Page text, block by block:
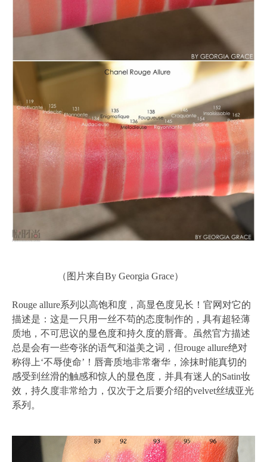
（图片来自By Georgia Grace）
Rouge allure系列以高饱和度，高显色度见长！官网对它的
描述是：这是一只用一丝不苟的态度制作的，具有超轻薄
质地，不可思议的显色度和持久度的唇膏。虽然官方描述
总是会有一些夸张的语气和溢美之词，但rouge allure绝对
称得上‘不辱使命’！唇膏质地非常奢华，涂抹时能真切的
感受到丝滑的触感和惊人的显色度，并具有迷人的Satin妆
效，持久度非常给力，仅次于之后要介绍的velvet丝绒亚光
系列。